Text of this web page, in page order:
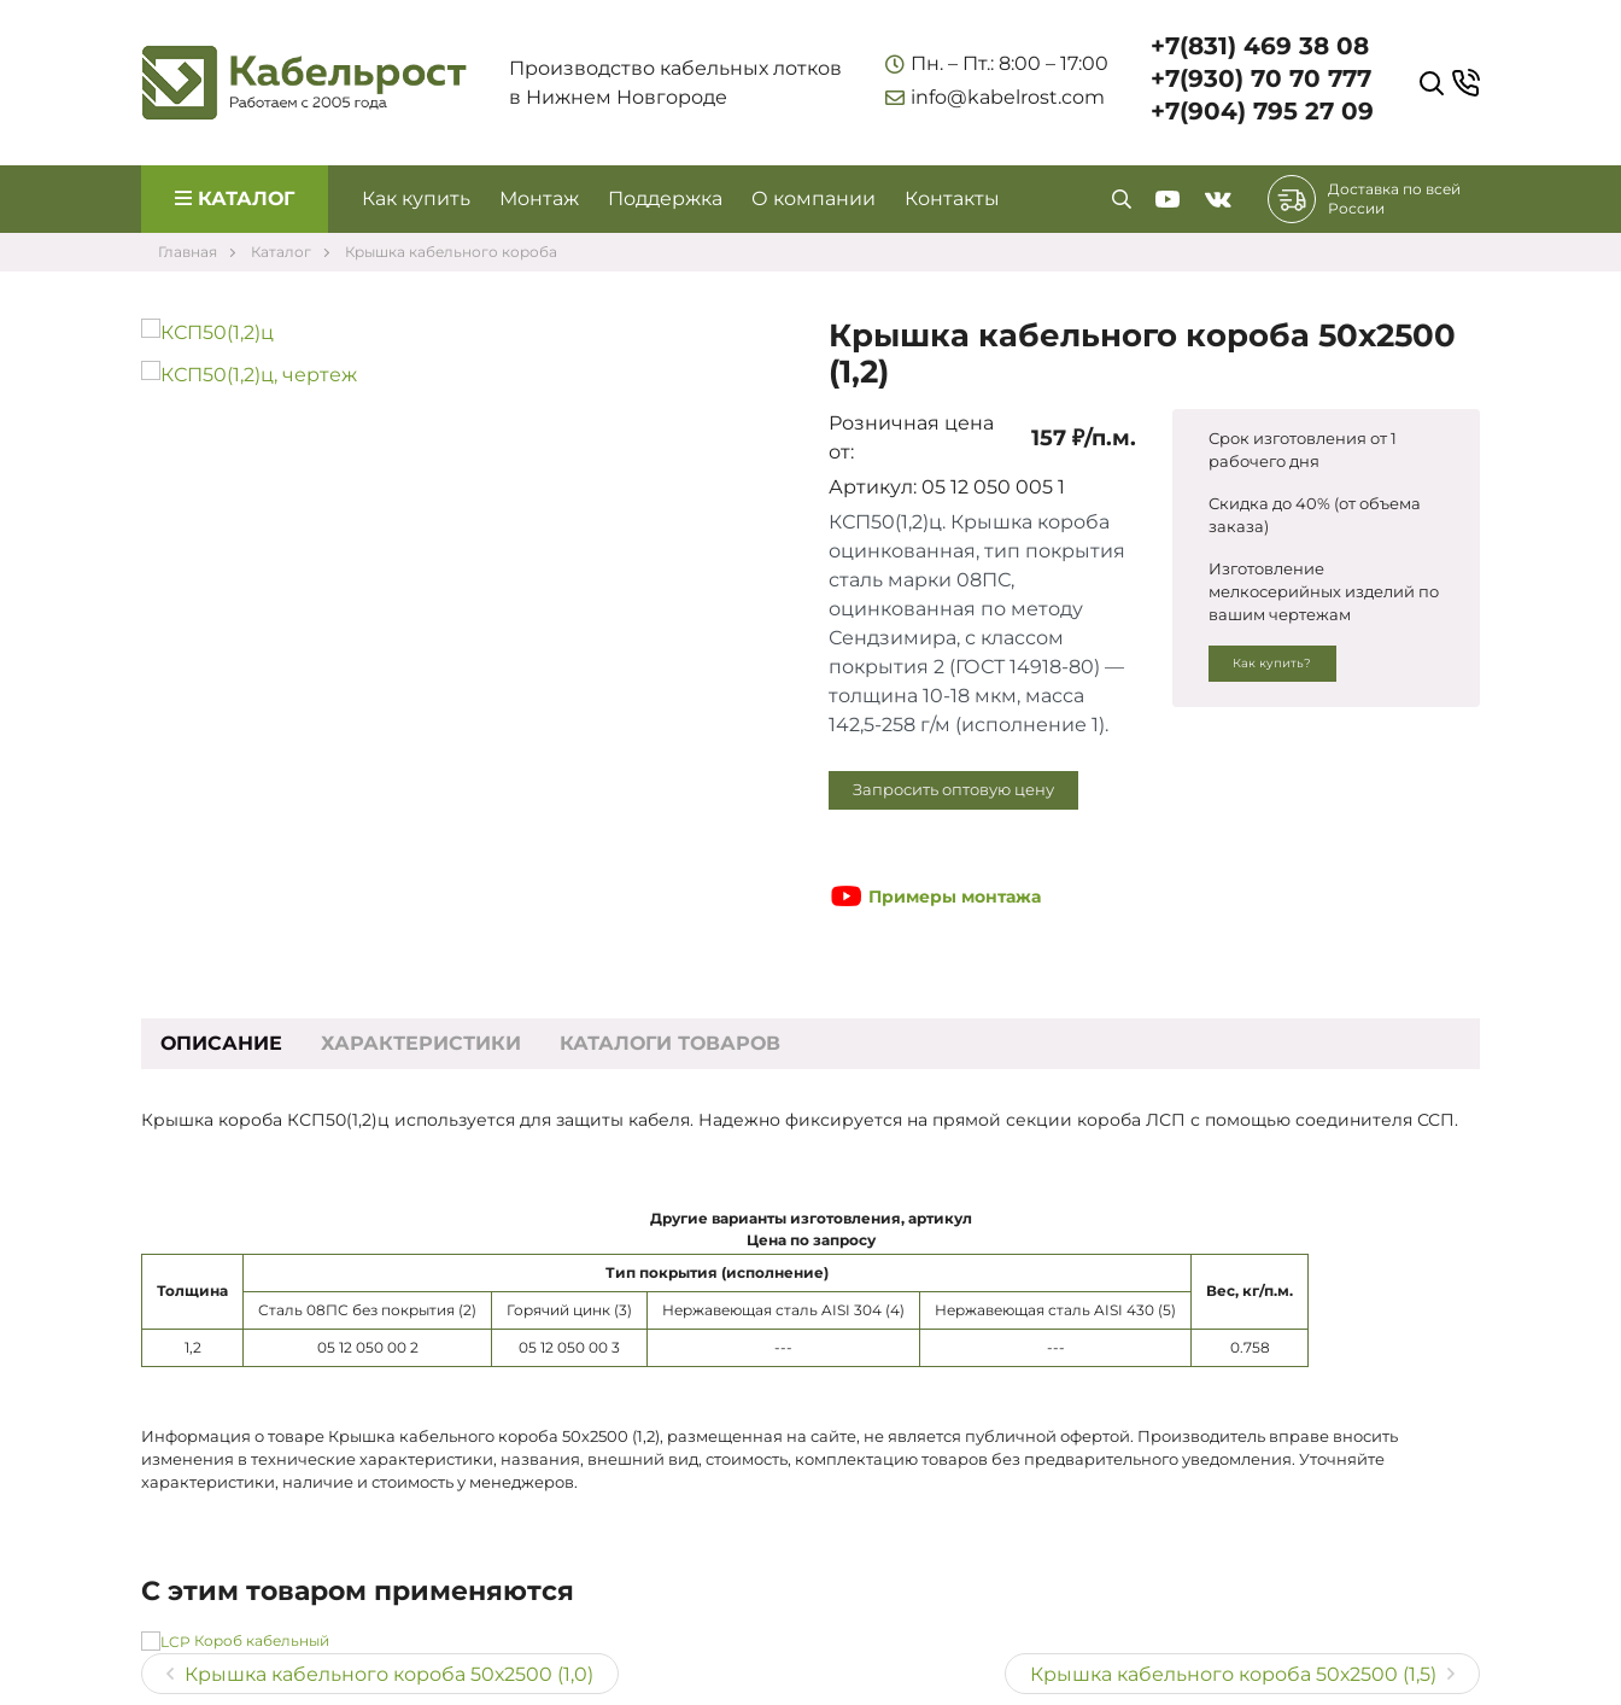
Производство кабельных лотков
в Нижнем Новгороде
Пн. – Пт.: 8:00 – 17:00
info@kabelrost.com
+7(831) 469 38 08
+7(930) 70 70 777
+7(904) 795 27 09
КАТАЛОГ Как купить Монтаж Поддержка О компании Контакты
Доставка по всей
России
Главная Каталог Крышка кабельного короба
Крышка кабельного короба 50х2500
(1,2)
Розничная цена
от:
157 ₽/п.м.
Артикул: 05 12 050 005 1
КСП50(1,2)ц. Крышка короба
оцинкованная, тип покрытия
сталь марки 08ПС,
оцинкованная по методу
Сендзимира, с классом
покрытия 2 (ГОСТ 14918-80) —
толщина 10-18 мкм, масса
142,5-258 г/м (исполнение 1).
Запросить оптовую цену
Примеры монтажа
Срок изготовления от 1
рабочего дня
Скидка до 40% (от объема
заказа)
Изготовление
мелкосерийных изделий по
вашим чертежам
Как купить?
ОПИСАНИЕ ХАРАКТЕРИСТИКИ КАТАЛОГИ ТОВАРОВ
Крышка короба КСП50(1,2)ц используется для защиты кабеля. Надежно фиксируется на прямой секции короба ЛСП с помощью соединителя ССП.
Другие варианты изготовления, артикул
Цена по запросу
Толщина
Тип покрытия (исполнение)
Вес, кг/п.м.
Сталь 08ПС без покрытия (2)
Горячий цинк (3) Нержавеющая сталь AISI 304 (4) Нержавеющая сталь AISI 430 (5)
1,2 05 12 050 00 2 05 12 050 00 3 --- --- 0.758
Информация о товаре Крышка кабельного короба 50х2500 (1,2), размещенная на сайте, не является публичной офертой. Производитель вправе вносить
изменения в технические характеристики, названия, внешний вид, стоимость, комплектацию товаров без предварительного уведомления. Уточняйте
характеристики, наличие и стоимость у менеджеров.
С этим товаром применяются
Короб кабельный
Крышка кабельного короба 50х2500 (1,0) Крышка кабельного короба 50х2500 (1,5)
Укажите контакты для связи и требования к заказу –
предложим лучшие варианты по цене, согласуем
сроки и подберём доставку.
Запросить цены